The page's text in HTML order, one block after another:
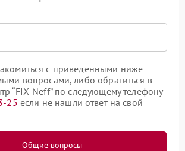
с приведенными ниже
вопросами, либо обратиться в
“FIX-Neff” по следующему телефону
25 если не нашли ответ на свой
Общие вопросы